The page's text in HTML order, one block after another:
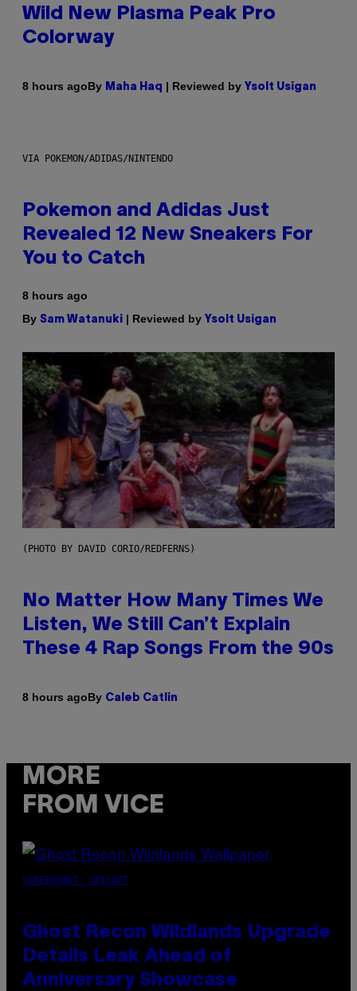
Wild New Plasma Peak Pro
Colorway
8 hours agoBy Maha Haq | Reviewed by Ysolt Usigan
VIA POKEMON/ADIDAS/NINTENDO
Pokemon and Adidas Just
Revealed 12 New Sneakers For
You to Catch
8 hours ago
By Sam Watanuki | Reviewed by Ysolt Usigan
(PHOTO BY DAVID CORIO/REDFERNS)
No Matter How Many Times We
Listen, We Still Can’t Explain
These 4 Rap Songs From the 90s
8 hours agoBy Caleb Catlin
MORE
FROM VICE
SCREENSHOT: UBISOFT
Ghost Recon Wildlands Upgrade
Details Leak Ahead of
Anniversary Showcase